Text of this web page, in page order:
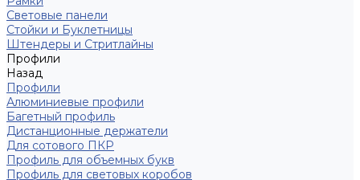
Световые панели
Стойки и Буклетницы
Штендеры и Стритлайны
Профили
Назад
Профили
Алюминиевые профили
Багетный профиль
Дистанционные держатели
Для сотового ПКР
Профиль для объемных букв
Профиль для световых коробов